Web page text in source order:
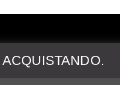
Informazioni